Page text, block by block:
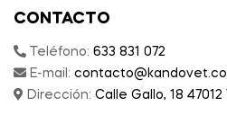
CONTACTO
Teléfono: 633 831 072
E-mail:
Dirección: Calle Gallo, 18 47012